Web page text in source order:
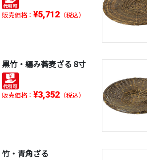
販売価格：¥5,712 （税込）
黒竹・編み蕎麦ざる 8寸
販売価格：¥3,352 （税込）
竹・青角ざる